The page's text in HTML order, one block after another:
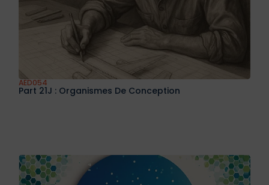
AED054
Part 21J : Organismes De Conception